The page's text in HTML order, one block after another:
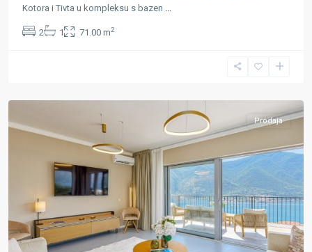
Kotora i Tivta u kompleksu s bazen
2 1 71.00 m2
Prodaja